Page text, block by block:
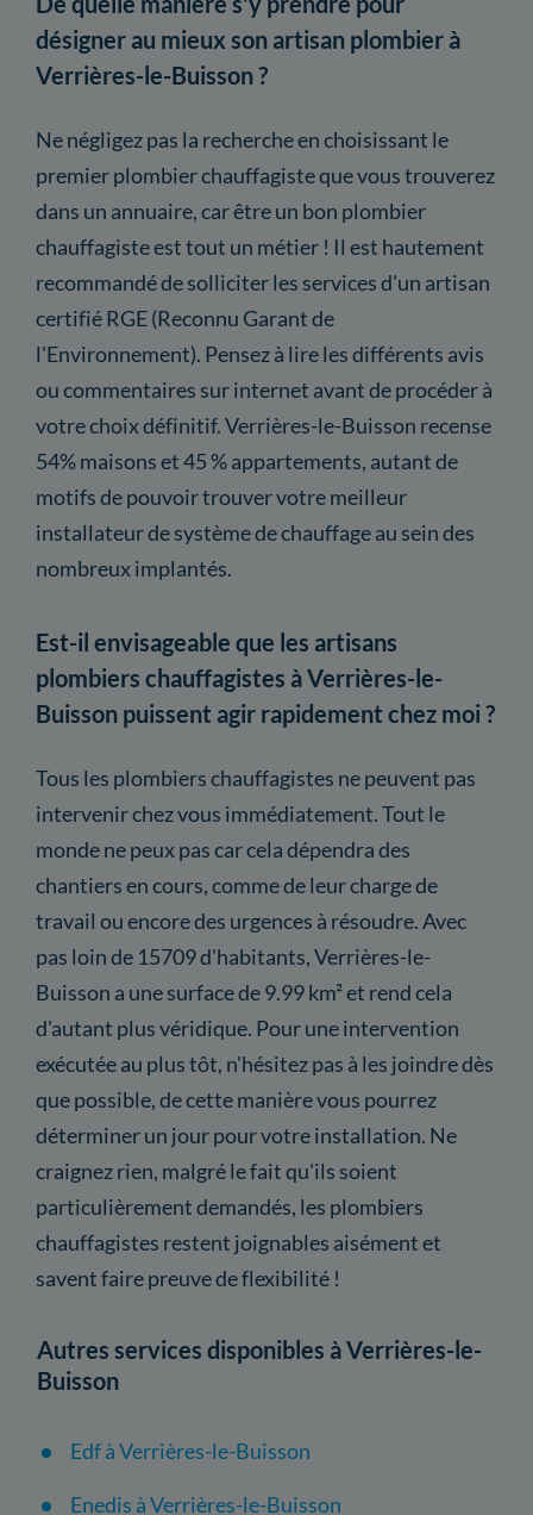
désigner au mieux son artisan plombier à
Verrières-le-Buisson ?
Ne négligez pas la recherche en choisissant le
premier plombier chauffagiste que vous trouverez
dans un annuaire, car être un bon plombier
chauffagiste est tout un métier ! Il est hautement
recommandé de solliciter les services d'un artisan
certifié RGE (Reconnu Garant de
l'Environnement). Pensez à lire les différents avis
ou commentaires sur internet avant de procéder à
votre choix définitif. Verrières-le-Buisson recense
54% maisons et 45 % appartements, autant de
motifs de pouvoir trouver votre meilleur
installateur de système de chauffage au sein des
nombreux implantés.
Est-il envisageable que les artisans
plombiers chauffagistes à Verrières-le-
Buisson puissent agir rapidement chez moi ?
Tous les plombiers chauffagistes ne peuvent pas
intervenir chez vous immédiatement. Tout le
monde ne peux pas car cela dépendra des
chantiers en cours, comme de leur charge de
travail ou encore des urgences à résoudre. Avec
pas loin de 15709 d'habitants, Verrières-le-
Buisson a une surface de 9.99 km² et rend cela
d'autant plus véridique. Pour une intervention
exécutée au plus tôt, n'hésitez pas à les joindre dès
que possible, de cette manière vous pourrez
déterminer un jour pour votre installation. Ne
craignez rien, malgré le fait qu'ils soient
particulièrement demandés, les plombiers
chauffagistes restent joignables aisément et
savent faire preuve de flexibilité !
Autres services disponibles à Verrières-le-
Buisson
Edf à Verrières-le-Buisson
Enedis à Verrières-le-Buisson